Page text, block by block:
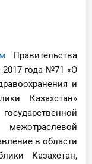
Правительства
2017 года №71 «О
и
Казахстан»
в области
Казахстан,